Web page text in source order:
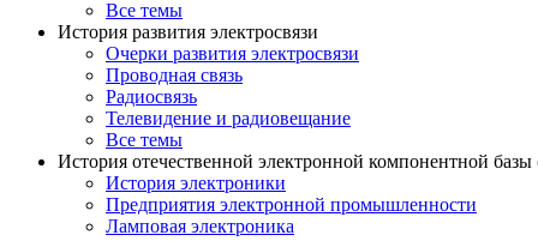
Все темы
История развития электросвязи
Очерки развития электросвязи
Проводная связь
Радиосвязь
Телевидение и радиовещание
Все темы
История отечественной электронной компонентной
История электроники
Предприятия электронной промышленности
Ламповая электроника